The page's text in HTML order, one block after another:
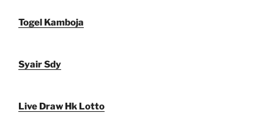
Togel Kamboja
Syair Sdy
Live Draw Hk Lotto